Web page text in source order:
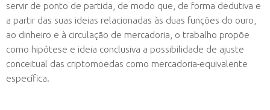
servir de ponto de partida, de modo que, de forma dedutiva e
a partir das suas ideias relacionadas às duas funções do ouro,
ao dinheiro e à circulação de mercadoria, o trabalho propõe
como hipótese e ideia conclusiva a possibilidade de ajuste
conceitual das criptomoedas como mercadoria-equivalente
específica.